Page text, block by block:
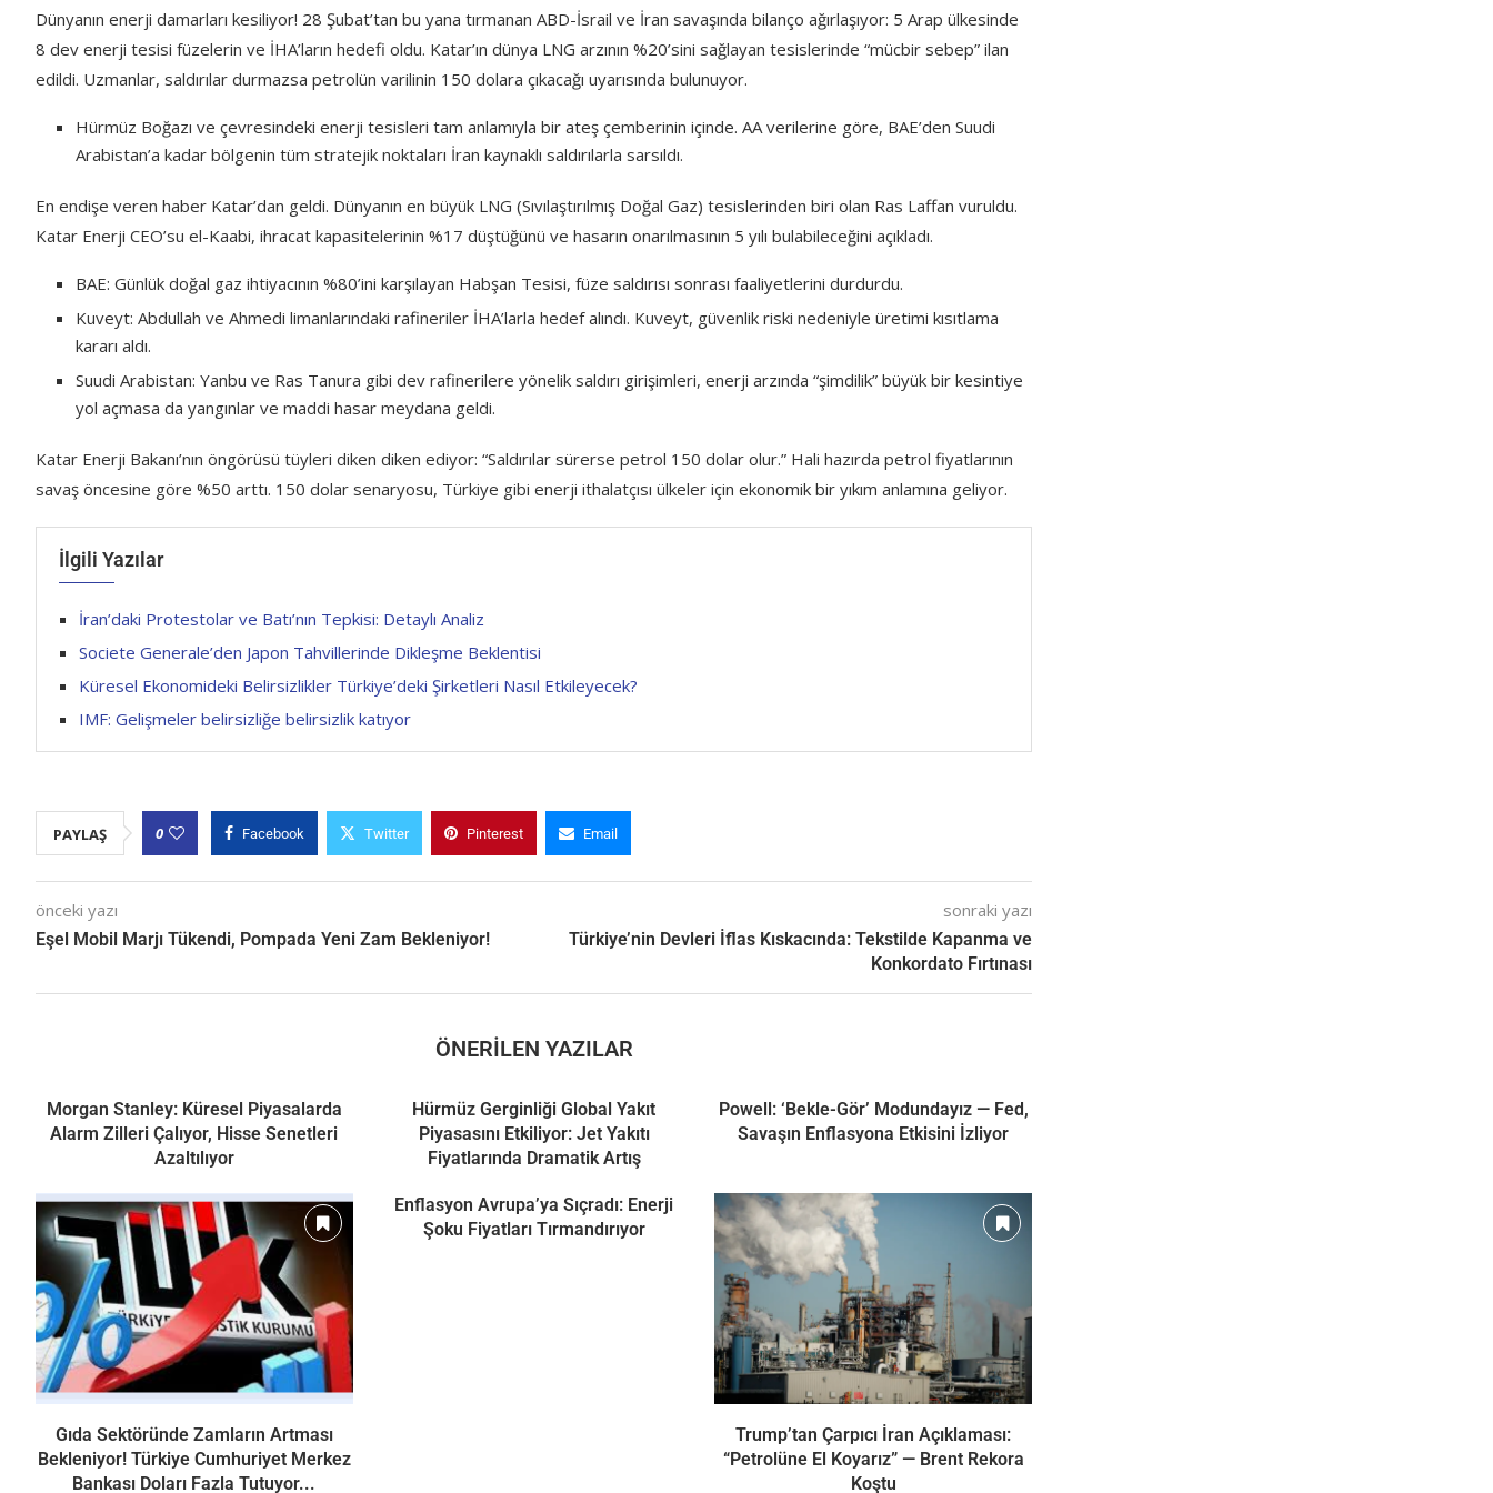
Dünyanın enerji damarları kesiliyor! 28 Şubat’tan bu yana tırmanan ABD-İsrail ve İran savaşında bilanço ağırlaşıyor: 5 Arap ülkesinde
8 dev enerji tesisi füzelerin ve İHA’ların hedefi oldu. Katar’ın dünya LNG arzının %20’sini sağlayan tesislerinde “mücbir sebep” ilan
edildi. Uzmanlar, saldırılar durmazsa petrolün varilinin 150 dolara çıkacağı uyarısında bulunuyor.
Hürmüz Boğazı ve çevresindeki enerji tesisleri tam anlamıyla bir ateş çemberinin içinde. AA verilerine göre, BAE’den Suudi
Arabistan’a kadar bölgenin tüm stratejik noktaları İran kaynaklı saldırılarla sarsıldı.
En endişe veren haber Katar’dan geldi. Dünyanın en büyük LNG (Sıvılaştırılmış Doğal Gaz) tesislerinden biri olan Ras Laffan vuruldu.
Katar Enerji CEO’su el-Kaabi, ihracat kapasitelerinin %17 düştüğünü ve hasarın onarılmasının 5 yılı bulabileceğini açıkladı.
BAE: Günlük doğal gaz ihtiyacının %80’ini karşılayan Habşan Tesisi, füze saldırısı sonrası faaliyetlerini durdurdu.
Kuveyt: Abdullah ve Ahmedi limanlarındaki rafineriler İHA’larla hedef alındı. Kuveyt, güvenlik riski nedeniyle üretimi kısıtlama
kararı aldı.
Suudi Arabistan: Yanbu ve Ras Tanura gibi dev rafinerilere yönelik saldırı girişimleri, enerji arzında “şimdilik” büyük bir kesintiye
yol açmasa da yangınlar ve maddi hasar meydana geldi.
Katar Enerji Bakanı’nın öngörüsü tüyleri diken diken ediyor: “Saldırılar sürerse petrol 150 dolar olur.” Hali hazırda petrol fiyatlarının
savaş öncesine göre %50 arttı. 150 dolar senaryosu, Türkiye gibi enerji ithalatçısı ülkeler için ekonomik bir yıkım anlamına geliyor.
İlgili Yazılar
İran’daki Protestolar ve Batı’nın Tepkisi: Detaylı Analiz
Societe Generale’den Japon Tahvillerinde Dikleşme Beklentisi
Küresel Ekonomideki Belirsizlikler Türkiye’deki Şirketleri Nasıl Etkileyecek?
IMF: Gelişmeler belirsizliğe belirsizlik katıyor
PAYLAŞ 0 Facebook Twitter Pinterest Email
önceki yazı
Eşel Mobil Marjı Tükendi, Pompada Yeni Zam Bekleniyor!
sonraki yazı
Türkiye’nin Devleri İflas Kıskacında: Tekstilde Kapanma ve
Konkordato Fırtınası
ÖNERILEN YAZILAR
Morgan Stanley: Küresel Piyasalarda
Alarm Zilleri Çalıyor, Hisse Senetleri
Azaltılıyor
Hürmüz Gerginliği Global Yakıt
Piyasasını Etkiliyor: Jet Yakıtı
Fiyatlarında Dramatik Artış
Powell: ‘Bekle-Gör’ Modundayız — Fed,
Savaşın Enflasyona Etkisini İzliyor
Gıda Sektöründe Zamların Artması
Bekleniyor! Türkiye Cumhuriyet Merkez
Bankası Doları Fazla Tutuyor...
Enflasyon Avrupa’ya Sıçradı: Enerji
Şoku Fiyatları Tırmandırıyor
Trump’tan Çarpıcı İran Açıklaması:
“Petrolüne El Koyarız” — Brent Rekora
Koştu